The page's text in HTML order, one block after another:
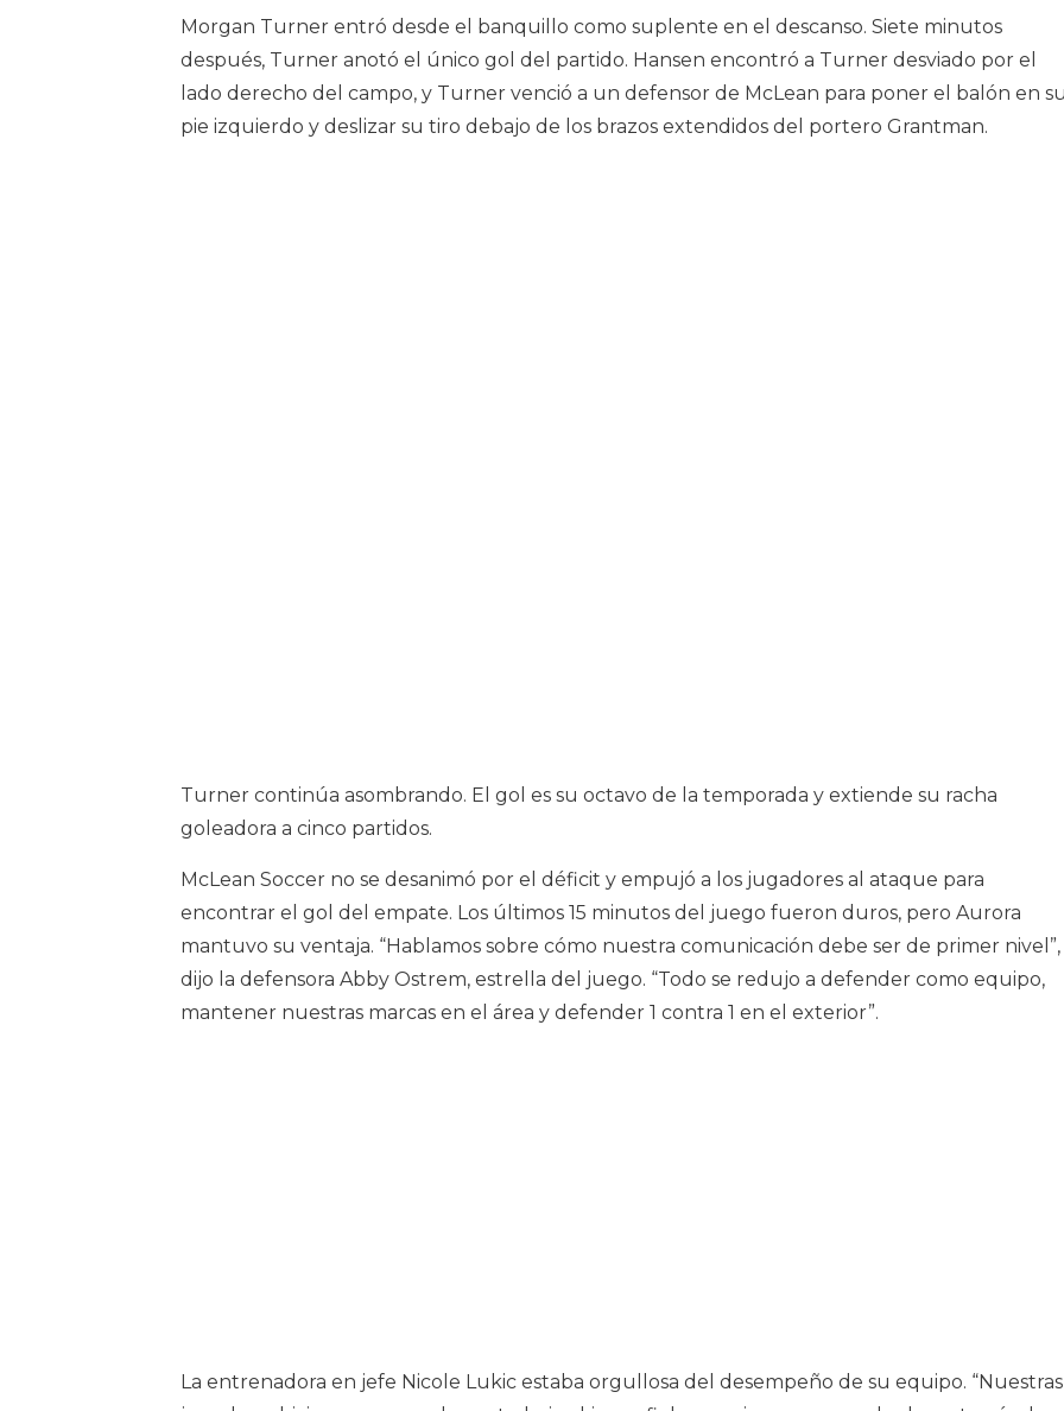
Morgan Turner entró desde el banquillo como suplente en el descanso. Siete minutos
después, Turner anotó el único gol del partido. Hansen encontró a Turner desviado por el
lado derecho del campo, y Turner venció a un defensor de McLean para poner el balón en
pie izquierdo y deslizar su tiro debajo de los brazos extendidos del portero Grantman.
Turner continúa asombrando. El gol es su octavo de la temporada y extiende su racha
goleadora a cinco partidos.
McLean Soccer no se desanimó por el déficit y empujó a los jugadores al ataque para
encontrar el gol del empate. Los últimos 15 minutos del juego fueron duros, pero Aurora
mantuvo su ventaja. “Hablamos sobre cómo nuestra comunicación debe ser de primer nivel”,
dijo la defensora Abby Ostrem, estrella del juego. “Todo se redujo a defender como equipo,
mantener nuestras marcas en el área y defender 1 contra 1 en el exterior”.
La entrenadora en jefe Nicole Lukic estaba orgullosa del desempeño de su equipo. “Nuestras